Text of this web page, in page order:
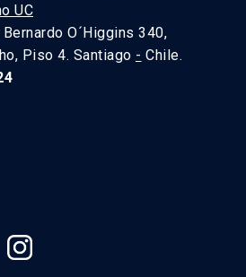
UC
O´Higgins 340,
Piso 4. Santiago - Chile.